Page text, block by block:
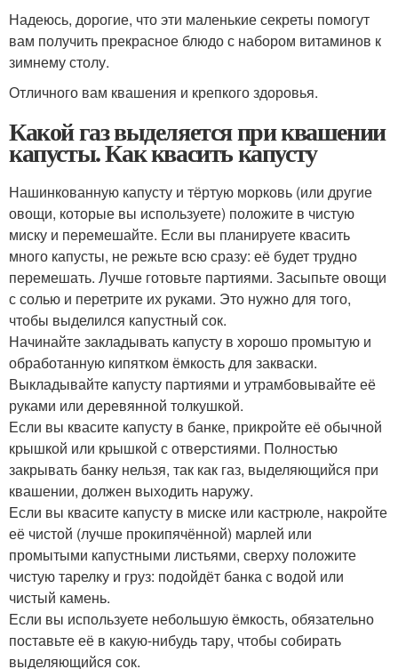
Надеюсь, дорогие, что эти маленькие секреты помогут
вам получить прекрасное блюдо с набором витаминов к
зимнему столу.
Отличного вам квашения и крепкого здоровья.
Какой газ выделяется при квашении
капусты. Как квасить капусту
Нашинкованную капусту и тёртую морковь (или другие
овощи, которые вы используете) положите в чистую
миску и перемешайте. Если вы планируете квасить
много капусты, не режьте всю сразу: её будет трудно
перемешать. Лучше готовьте партиями. Засыпьте овощи
с солью и перетрите их руками. Это нужно для того,
чтобы выделился капустный сок.
Начинайте закладывать капусту в хорошо промытую и
обработанную кипятком ёмкость для закваски.
Выкладывайте капусту партиями и утрамбовывайте её
руками или деревянной толкушкой.
Если вы квасите капусту в банке, прикройте её обычной
крышкой или крышкой с отверстиями. Полностью
закрывать банку нельзя, так как газ, выделяющийся при
квашении, должен выходить наружу.
Если вы квасите капусту в миске или кастрюле, накройте
её чистой (лучше прокипячённой) марлей или
промытыми капустными листьями, сверху положите
чистую тарелку и груз: подойдёт банка с водой или
чистый камень.
Если вы используете небольшую ёмкость, обязательно
поставьте её в какую-нибудь тару, чтобы собирать
выделяющийся сок.